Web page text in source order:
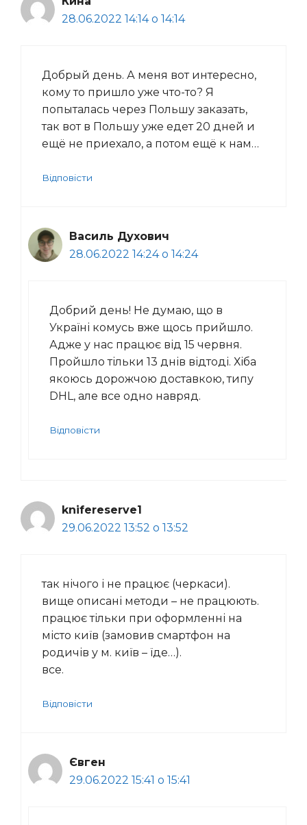
28.06.2022 14:14 о 14:14
Добрый день. А меня вот интересно,
кому то пришло уже что-то? Я
попыталась через Польшу заказать,
так вот в Польшу уже едет 20 дней и
ещё не приехало, а потом ещё к нам…
Відповісти
Василь Духович
28.06.2022 14:24 о 14:24
Добрий день! Не думаю, що в
Україні комусь вже щось прийшло.
Адже у нас працює від 15 червня.
Пройшло тільки 13 днів відтоді. Хіба
якоюсь дорожчою доставкою, типу
DHL, але все одно навряд.
Відповісти
knifereserve1
29.06.2022 13:52 о 13:52
так нічого і не працює (черкаси).
вище описані методи – не працюють.
працює тільки при оформленні на
місто київ (замовив смартфон на
родичів у м. київ – їде…).
все.
Відповісти
Євген
29.06.2022 15:41 о 15:41